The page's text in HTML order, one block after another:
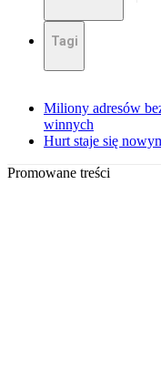
Tagi
Miliony adresów
winnych
Hurt staje się
Promowane treści